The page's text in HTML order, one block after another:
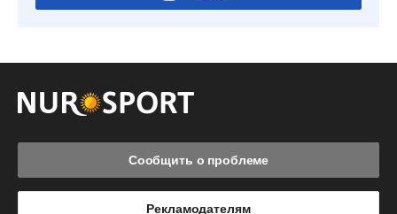
Сообщить о проблеме
Рекламодателям